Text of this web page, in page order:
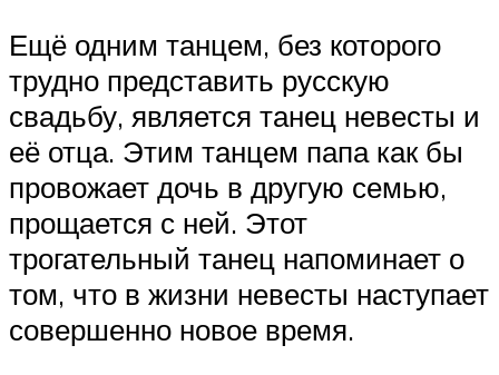
Ещё одним танцем, без которого
трудно представить русскую
свадьбу, является танец невесты и
её отца. Этим танцем папа как бы
провожает дочь в другую семью,
прощается с ней. Этот
трогательный танец напоминает о
том, что в жизни невесты наступает
совершенно новое время.